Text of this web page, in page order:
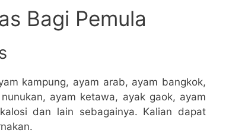
Bagi Pemula
kampung, ayam arab, ayam bangkok,
ayam ketawa, ayak gaok, ayam
dan lain sebagainya. Kalian dapat